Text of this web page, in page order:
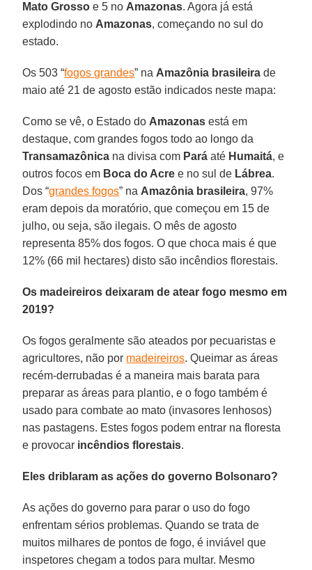
Mato Grosso e 5 no Amazonas. Agora já está
explodindo no Amazonas, começando no sul do
estado.
Os 503 “fogos grandes” na Amazônia brasileira de
maio até 21 de agosto estão indicados neste mapa:
Como se vê, o Estado do Amazonas está em
destaque, com grandes fogos todo ao longo da
Transamazônica na divisa com Pará até Humaitá, e
outros focos em Boca do Acre e no sul de Lábrea.
Dos “grandes fogos” na Amazônia brasileira, 97%
eram depois da moratório, que começou em 15 de
julho, ou seja, são ilegais. O mês de agosto
representa 85% dos fogos. O que choca mais é que
12% (66 mil hectares) disto são incêndios florestais.
Os madeireiros deixaram de atear fogo mesmo em
2019?
Os fogos geralmente são ateados por pecuaristas e
agricultores, não por madeireiros. Queimar as áreas
recém-derrubadas é a maneira mais barata para
preparar as áreas para plantio, e o fogo também é
usado para combate ao mato (invasores lenhosos)
nas pastagens. Estes fogos podem entrar na floresta
e provocar incêndios florestais.
Eles driblaram as ações do governo Bolsonaro?
As ações do governo para parar o uso do fogo
enfrentam sérios problemas. Quando se trata de
muitos milhares de pontos de fogo, é inviável que
inspetores chegam a todos para multar. Mesmo